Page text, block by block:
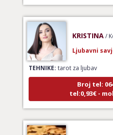
Ljubavni
TEHNIKE:tarot za ljubav
Broj tel:
tel:0,93€ -